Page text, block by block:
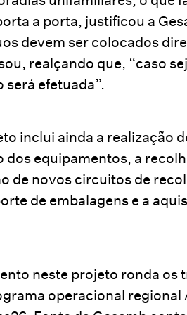
a porta, justificou a
devem ser colocados
realçando que, “caso
será efetuada”.
inclui ainda a realização
dos equipamentos, a
de novos circuitos de
de embalagens e a
neste projeto ronda os
operacional